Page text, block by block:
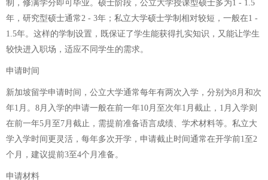
制，修满学分即可毕业。硕士阶段，公立大学授课型硕士多为1 - 1.5
年，研究型硕士通常2 - 3年；私立大学硕士学制相对较短，一般在1 -
1.5年。这样的学制设置，既保证了学生能获得扎实知识，又能让学生
较快进入职场，适应不同学生的需求。
申请时间
新加坡留学申请时间，公立大学通常每年有两次入学，分别为8月和次
年1月。8月入学的申请一般在前一年10月至次年1月截止，1月入学则
在前一年5月至7月截止，需提前准备语言成绩、学术材料等。私立大
学入学时间更灵活，每年多次开学，申请截止时间通常在开学前1至2
个月，建议提前3至4个月准备。
申请材料